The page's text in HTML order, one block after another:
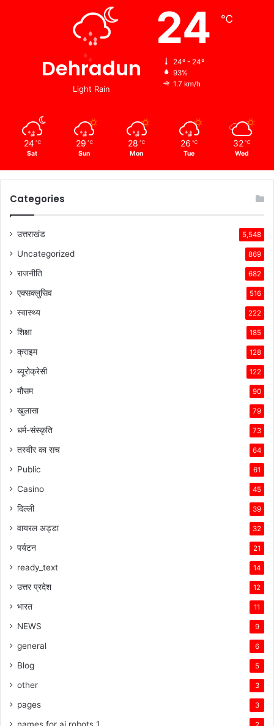
Dehradun
Light Rain
24 ℃
24º - 24º
93%
1.7 km/h
24 ℃
Sat
29 ℃
Sun
28 ℃
Mon
26 ℃
Tue
32 ℃
Wed
Categories
उत्तराखंड 5,548
Uncategorized 869
राजनीति 682
एक्सक्लुसिव 516
स्वास्थ्य 222
शिक्षा 185
क्राइम 128
ब्यूरोक्रेसी 122
मौसम 90
खुलासा 79
धर्म-संस्कृति 73
तस्वीर का सच 64
Public 61
Casino 45
दिल्ली 39
वायरल अड्डा 32
पर्यटन 21
ready_text 14
उत्तर प्रदेश 12
भारत 11
NEWS 9
general 6
Blog 5
other 3
pages 3